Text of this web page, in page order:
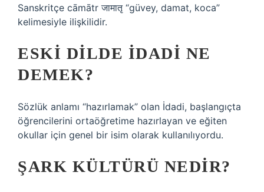
Sanskritçe cāmātr जामातृ “güvey, damat, koca”
kelimesiyle ilişkilidir.
ESKI DILDE IDADI NE
DEMEK?
Sözlük anlamı “hazırlamak” olan İdadi, başlangıçta
öğrencilerini ortaöğretime hazırlayan ve eğiten
okullar için genel bir isim olarak kullanılıyordu.
ŞARK KÜLTÜRÜ NEDIR?